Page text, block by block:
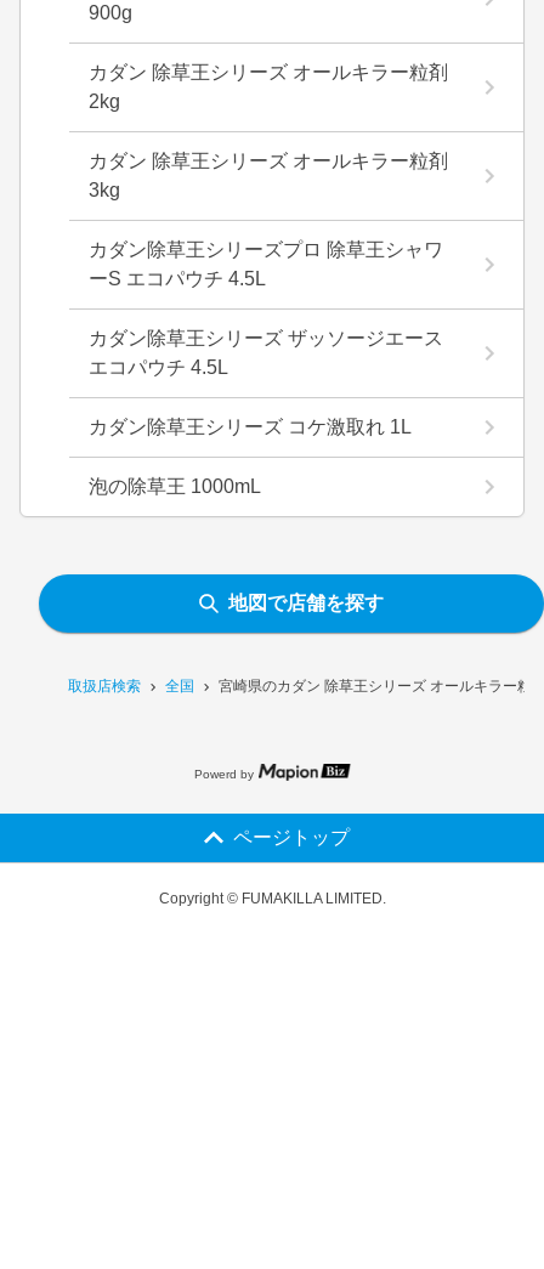
取扱店検索 全国 宮崎県のカダン 除草王シリーズ オールキラー粒
900g
カダン 除草王シリーズ オールキラー粒剤
2kg
カダン 除草王シリーズ オールキラー粒剤
3kg
カダン除草王シリーズプロ 除草王シャワ
ーS エコパウチ 4.5L
カダン除草王シリーズ ザッソージエース
エコパウチ 4.5L
カダン除草王シリーズ コケ激取れ 1L
泡の除草王 1000mL
地図で店舗を探す
Powerd by
ページトップ
Copyright © FUMAKILLA LIMITED.